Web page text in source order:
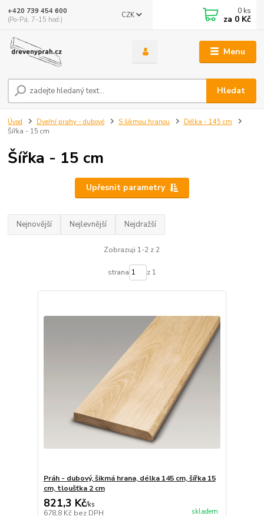
Menu
CZK
Hledat
+420 739 454 600
(Po-Pá, 7-15 hod.)
0 ks
za 0 Kč
Úvod Dveřní prahy - dubové S šikmou hranou
Délka - 145 cm
Šířka - 15 cm
Šířka - 15 cm
Upřesnit parametry
Nejnovější Nejlevnější Nejdražší
Zobrazuji 1-2 z 2
strana z 1
Práh - dubový, šikmá hrana, délka 145 cm, šířka 15
cm, tloušťka 2 cm
821,3 Kč/ks
678,8 Kč bez DPH skladem